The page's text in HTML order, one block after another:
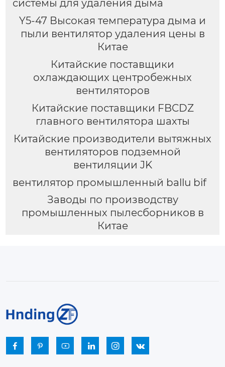
системы для удаления дыма
Y5-47 Высокая температура дыма и
пыли вентилятор удаления цены в
Китае
Китайские поставщики
охлаждающих центробежных
вентиляторов
Китайские поставщики FBCDZ
главного вентилятора шахты
Китайские производители вытяжных
вентиляторов подземной
вентиляции JK
вентилятор промышленный ballu bif
Заводы по производству
промышленных пылесборников в
Китае
     